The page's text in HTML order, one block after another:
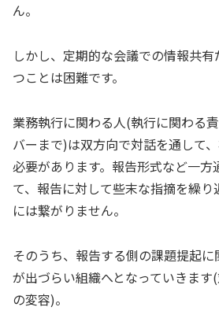
ん。
しかし、定期的な会議での情報共
つことは困難です。
業務執行に関わる人(執行に関わる
バーまで)は双方向で対話を通して
必要があります。報告形式など一方
て、報告に対して些末な指摘を繰
には繋がりません。
そのうち、報告する側の課題提起
が出づらい組織へとなっていきま
の変容)。